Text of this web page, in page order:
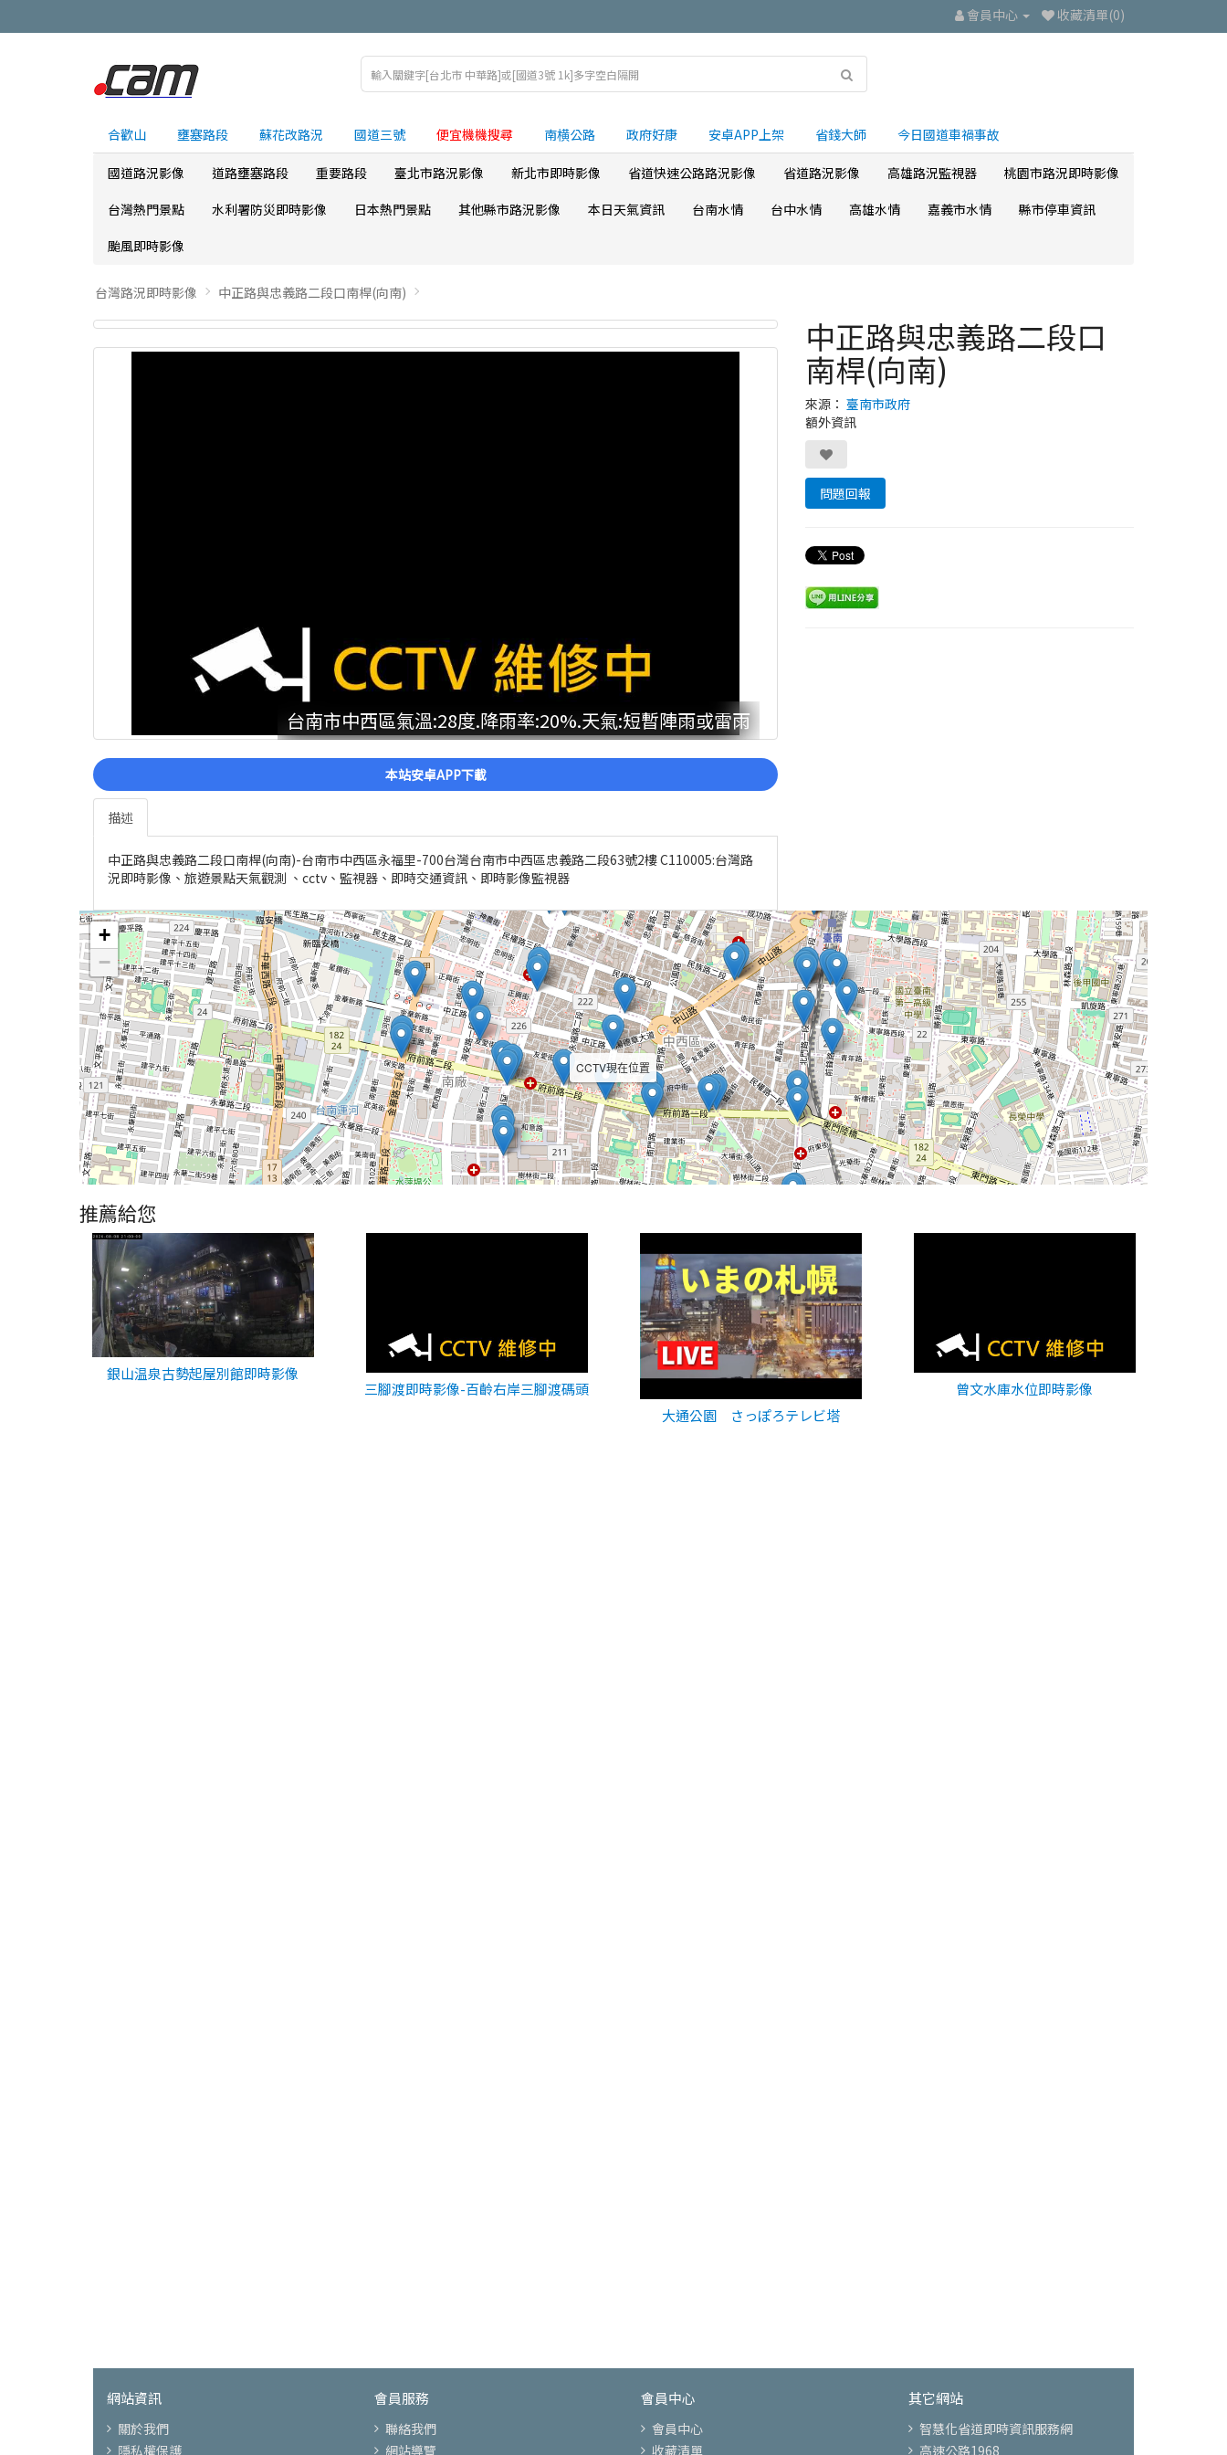
會員中心 收藏清單(0)
合歡山 壅塞路段 蘇花改路況 國道三號 便宜機機搜尋 南横公路 政府好康 安卓APP上架 省錢大師 今日國道車禍事故
國道路況影像 道路壅塞路段 重要路段 臺北市路況影像 新北市即時影像 省道快速公路路況影像 省道路況影像 高雄路況監視器
桃園市路況即時影像
台灣熱門景點
水利署防災即時影像 日本熱門景點 其他縣市路況影像 本日天氣資訊 台南水情 台中水情 高雄水情 嘉義市水情
縣市停車資訊
颱風即時影像
台灣路況即時影像 中正路與忠義路二段口南桿(向南)
台南市中西區氣溫:28度.降雨率:20%.天氣:短暫陣雨或雷雨
本站安卓APP下載
描述
中正路與忠義路二段口南桿(向南)-台南市中西區永福里-700台灣台南市中西區忠義路二段63號2樓 C110005:台灣路
況即時影像、旅遊景點天氣觀測 、cctv、監視器、即時交通資訊、即時影像監視器
中正路與忠義路二段口
南桿(向南)
來源： 臺南市政府
額外資訊
問題回報
CCTV現在位置
+
−
推薦給您
銀山温泉古勢起屋別館即時影像
三腳渡即時影像-百齡右岸三腳渡碼頭
大通公園 さっぽろテレビ塔
曾文水庫水位即時影像
網站資訊
關於我們
隱私權保護
會員服務
聯絡我們
網站導覽
會員中心
會員中心
收藏清單
其它網站
智慧化省道即時資訊服務網
高速公路1968